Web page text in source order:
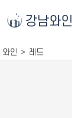
강남와인
와인 레드